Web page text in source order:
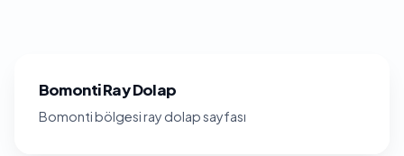
Bomonti Ray Dolap
Bomonti bölgesi ray dolap sayfası